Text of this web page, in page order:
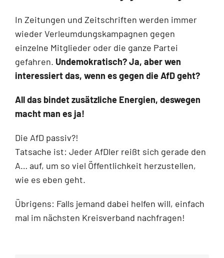
In Zeitungen und Zeitschriften werden immer
wieder Verleumdungskampagnen gegen
einzelne Mitglieder oder die ganze Partei
gefahren. Undemokratisch? Ja, aber wen
interessiert das, wenn es gegen die AfD geht?
All das bindet zusätzliche Energien, deswegen
macht man es ja!
Die AfD passiv?!
Tatsache ist: Jeder AfDler reißt sich gerade den
A… auf, um so viel Öffentlichkeit herzustellen,
wie es eben geht.
Übrigens: Falls jemand dabei helfen will, einfach
mal im nächsten Kreisverband nachfragen!